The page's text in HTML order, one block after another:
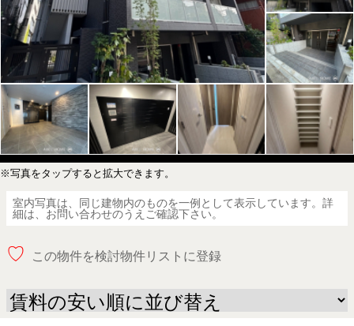
※写真をタップすると拡大できます。
室内写真は、同じ建物内のものを一例として表示しています。詳
細は、お問い合わせのうえご確認下さい。
♡ この物件を検討物件リストに登録